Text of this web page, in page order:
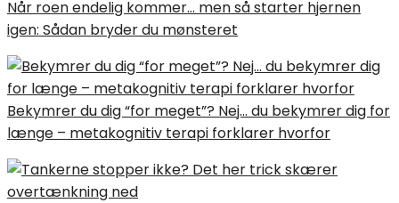
Når roen endelig kommer… men så starter hjernen
igen: Sådan bryder du mønsteret
Bekymrer du dig “for meget”? Nej… du bekymrer dig for
længe – metakognitiv terapi forklarer hvorfor